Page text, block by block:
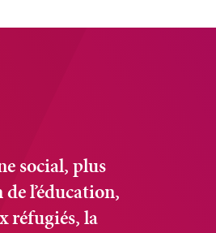
social, plus
l’éducation,
réfugiés, la